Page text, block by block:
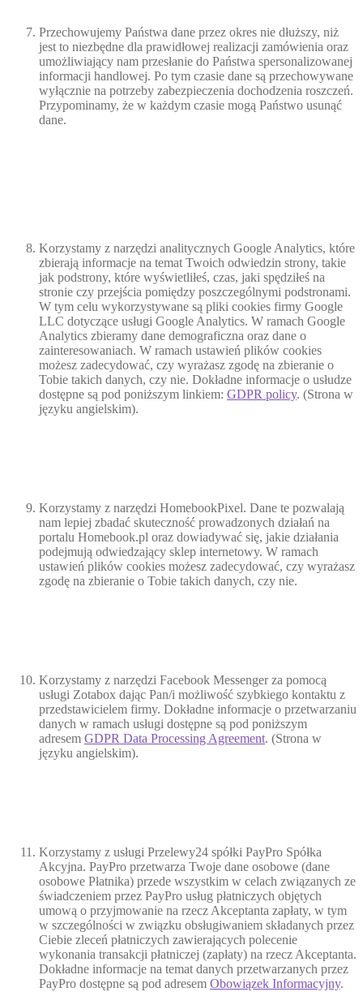
Przechowujemy Państwa dane przez okres nie dłuższy, niż
jest to niezbędne dla prawidłowej realizacji zamówienia oraz
umożliwiający nam przesłanie do Państwa spersonalizowanej
informacji handlowej. Po tym czasie dane są przechowywane
wyłącznie na potrzeby zabezpieczenia dochodzenia roszczeń.
Przypominamy, że w każdym czasie mogą Państwo usunąć
dane.
Korzystamy z narzędzi analitycznych Google Analytics, które
zbierają informacje na temat Twoich odwiedzin strony, takie
jak podstrony, które wyświetliłeś, czas, jaki spędziłeś na
stronie czy przejścia pomiędzy poszczególnymi podstronami.
W tym celu wykorzystywane są pliki cookies firmy Google
LLC dotyczące usługi Google Analytics. W ramach Google
Analytics zbieramy dane demograficzna oraz dane o
zainteresowaniach. W ramach ustawień plików cookies
możesz zadecydować, czy wyrażasz zgodę na zbieranie o
Tobie takich danych, czy nie. Dokładne informacje o usłudze
dostępne są pod poniższym linkiem: GDPR policy. (Strona w
języku angielskim).
Korzystamy z narzędzi HomebookPixel. Dane te pozwalają
nam lepiej zbadać skuteczność prowadzonych działań na
portalu Homebook.pl oraz dowiadywać się, jakie działania
podejmują odwiedzający sklep internetowy. W ramach
ustawień plików cookies możesz zadecydować, czy wyrażasz
zgodę na zbieranie o Tobie takich danych, czy nie.
Korzystamy z narzędzi Facebook Messenger za pomocą
usługi Zotabox dając Pan/i możliwość szybkiego kontaktu z
przedstawicielem firmy. Dokładne informacje o przetwarzaniu
danych w ramach usługi dostępne są pod poniższym
adresem GDPR Data Processing Agreement. (Strona w
języku angielskim).
Korzystamy z usługi Przelewy24 spółki PayPro Spółka
Akcyjna. PayPro przetwarza Twoje dane osobowe (dane
osobowe Płatnika) przede wszystkim w celach związanych ze
świadczeniem przez PayPro usług płatniczych objętych
umową o przyjmowanie na rzecz Akceptanta zapłaty, w tym
w szczególności w związku obsługiwaniem składanych przez
Ciebie zleceń płatniczych zawierających polecenie
wykonania transakcji płatniczej (zapłaty) na rzecz Akceptanta.
Dokładne informacje na temat danych przetwarzanych przez
PayPro dostępne są pod adresem Obowiązek Informacyjny.